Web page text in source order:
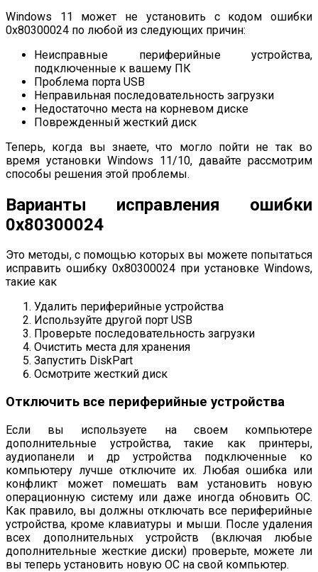
Windows 11 может не установить с кодом ошибки
0x80300024 по любой из следующих причин:
Неисправные периферийные устройства,
подключенные к вашему ПК
Проблема порта USB
Неправильная последовательность загрузки
Недостаточно места на корневом диске
Поврежденный жесткий диск
Теперь, когда вы знаете, что могло пойти не так во
время установки Windows 11/10, давайте рассмотрим
способы решения этой проблемы.
Варианты исправления ошибки
0x80300024
Это методы, с помощью которых вы можете попытаться
исправить ошибку 0x80300024 при установке Windows,
такие как
Удалить периферийные устройства
Используйте другой порт USB
Проверьте последовательность загрузки
Очистить места для хранения
Запустить DiskPart
Осмотрите жесткий диск
Отключить все периферийные устройства
Если вы используете на своем компьютере
дополнительные устройства, такие как принтеры,
аудиопанели и др устройства подключенные ко
компьютеру лучше отключите их. Любая ошибка или
конфликт может помешать вам установить новую
операционную систему или даже иногда обновить ОС.
Как правило, вы должны отключать все периферийные
устройства, кроме клавиатуры и мыши. После удаления
всех дополнительных устройств (включая любые
дополнительные жесткие диски) проверьте, можете ли
вы теперь установить новую ОС на свой компьютер.